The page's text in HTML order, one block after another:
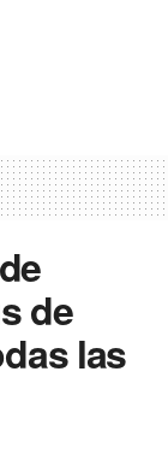
de
las